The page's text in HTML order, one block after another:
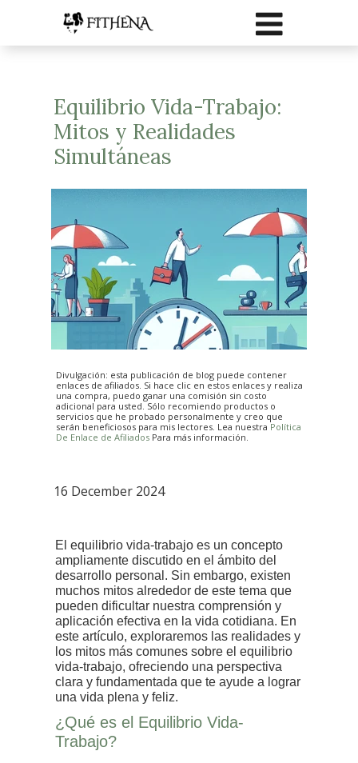
16 December 2024
Equilibrio Vida-Trabajo:
Mitos y Realidades
Simultáneas
El equilibrio vida-trabajo es un concepto
ampliamente discutido en el ámbito del
desarrollo personal. Sin embargo, existen
muchos mitos alrededor de este tema que
pueden dificultar nuestra comprensión y
aplicación efectiva en la vida cotidiana. En
este artículo, exploraremos las realidades y
los mitos más comunes sobre el equilibrio
vida-trabajo, ofreciendo una perspectiva
clara y fundamentada que te ayude a lograr
una vida plena y feliz.
¿Qué es el Equilibrio Vida-
Trabajo?
Divulgación: esta publicación de blog puede contener
enlaces de afiliados. Si hace clic en estos enlaces y realiza
una compra, puedo ganar una comisión sin costo
adicional para usted. Sólo recomiendo productos o
servicios que he probado personalmente y creo que
serán beneficiosos para mis lectores. Lea nuestra Política
De Enlace de Afiliados Para más información.